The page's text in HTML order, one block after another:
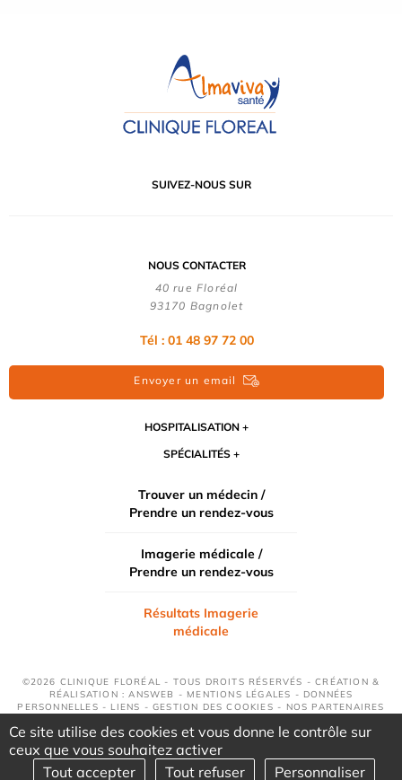
SUIVEZ-NOUS SUR
NOUS CONTACTER
40 rue Floréal
93170 Bagnolet
Tél : 01 48 97 72 00
Envoyer un email
HOSPITALISATION
SPÉCIALITÉS
Trouver un médecin /
Prendre un rendez-vous
Imagerie médicale /
Prendre un rendez-vous
Résultats Imagerie
médicale
©2026 CLINIQUE FLORÉAL - TOUS DROITS RÉSERVÉS - CRÉATION &
RÉALISATION : ANSWEB - MENTIONS LÉGALES - DONNÉES
PERSONNELLES - LIENS -GESTION DES COOKIES - NOS PARTENAIRES
Ce site utilise des cookies et vous donne le contrôle sur
ceux que vous souhaitez activer
Tout accepter
Tout refuser Personnaliser